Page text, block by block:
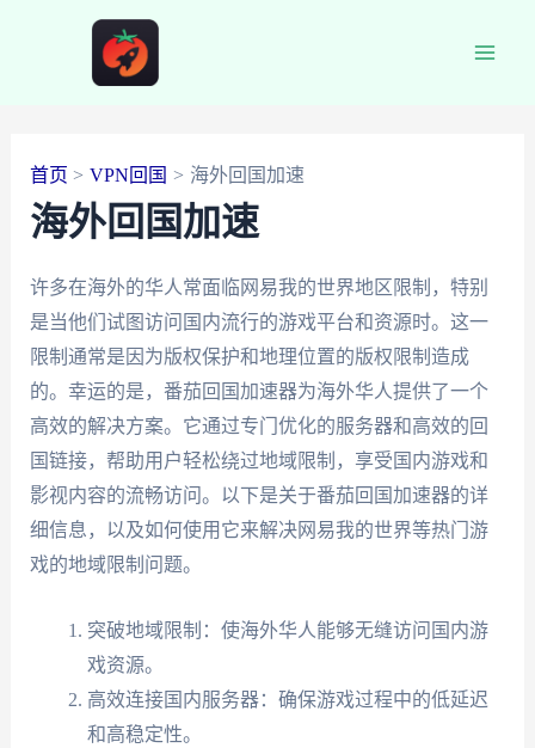
首页 VPN回国 海外回国加速
海外回国加速
许多在海外的华人常面临网易我的世界地区限制，特别
是当他们试图访问国内流行的游戏平台和资源时。这一
限制通常是因为版权保护和地理位置的版权限制造成
的。幸运的是，番茄回国加速器为海外华人提供了一个
高效的解决方案。它通过专门优化的服务器和高效的回
国链接，帮助用户轻松绕过地域限制，享受国内游戏和
影视内容的流畅访问。以下是关于番茄回国加速器的详
细信息，以及如何使用它来解决网易我的世界等热门游
戏的地域限制问题。
突破地域限制：使海外华人能够无缝访问国内游
戏资源。
高效连接国内服务器：确保游戏过程中的低延迟
和高稳定性。